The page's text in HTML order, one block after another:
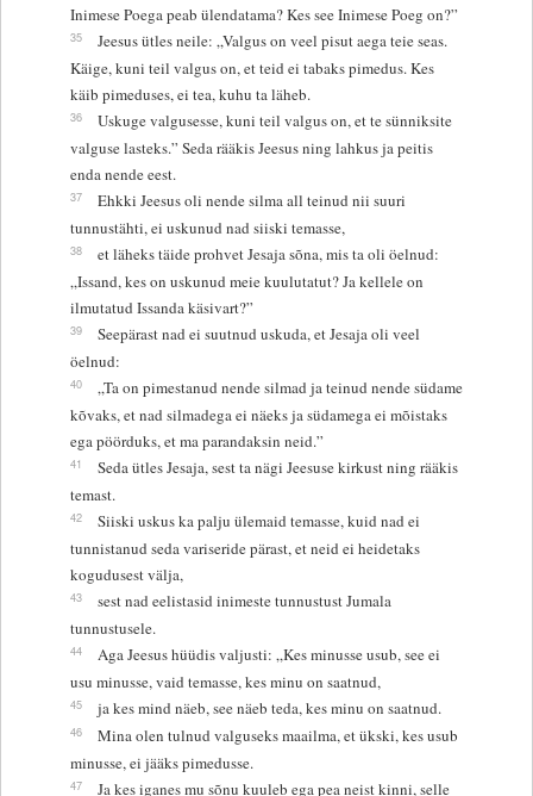
Inimese Poega peab ülendatama? Kes see Inimese Poeg on?”
35
Jeesus ütles neile: „Valgus on veel pisut aega teie seas.
Käige, kuni teil valgus on, et teid ei tabaks pimedus. Kes
käib pimeduses, ei tea, kuhu ta läheb.
36
Uskuge valgusesse, kuni teil valgus on, et te sünniksite
valguse lasteks.” Seda rääkis Jeesus ning lahkus ja peitis
enda nende eest.
37
Ehkki Jeesus oli nende silma all teinud nii suuri
tunnustähti, ei uskunud nad siiski temasse,
38
et läheks täide prohvet Jesaja sõna, mis ta oli öelnud:
„Issand, kes on uskunud meie kuulutatut? Ja kellele on
ilmutatud Issanda käsivart?”
39
Seepärast nad ei suutnud uskuda, et Jesaja oli veel
öelnud:
40
„Ta on pimestanud nende silmad ja teinud nende südame
kõvaks, et nad silmadega ei näeks ja südamega ei mõistaks
ega pöörduks, et ma parandaksin neid.”
41
Seda ütles Jesaja, sest ta nägi Jeesuse kirkust ning rääkis
temast.
42
Siiski uskus ka palju ülemaid temasse, kuid nad ei
tunnistanud seda variseride pärast, et neid ei heidetaks
kogudusest välja,
43
sest nad eelistasid inimeste tunnustust Jumala
tunnustusele.
44
Aga Jeesus hüüdis valjusti: „Kes minusse usub, see ei
usu minusse, vaid temasse, kes minu on saatnud,
45 ja kes mind näeb, see näeb teda, kes minu on saatnud.
46
Mina olen tulnud valguseks maailma, et ükski, kes usub
minusse, ei jääks pimedusse.
47 Ja kes iganes mu sõnu kuuleb ega pea neist kinni, selle